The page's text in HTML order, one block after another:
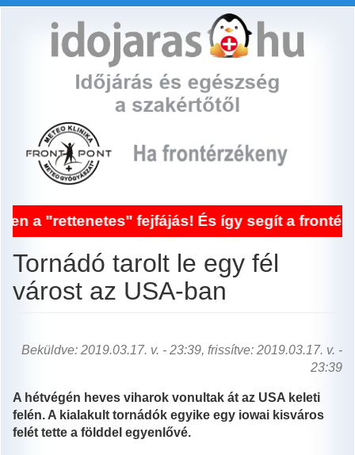
fejfájás! És így segít a
Tornádó tarolt le egy fél
várost az USA-ban
Beküldve: 2019.03.17. v. - 23:39, frissítve: 2019.03.17. v. -
23:39
A hétvégén heves viharok vonultak át az USA keleti
felén. A kialakult tornádók egyike egy iowai kisváros
felét tette a földdel egyenlővé.